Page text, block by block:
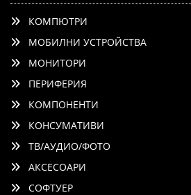
КОМПЮТРИ
МОБИЛНИ УСТРОЙСТВА
МОНИТОРИ
ПЕРИФЕРИЯ
КОМПОНЕНТИ
КОНСУМАТИВИ
ТВ/АУДИО/ФОТО
АКСЕСОАРИ
СОФТУЕР